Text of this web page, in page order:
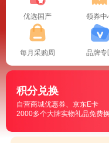
优选国产 领券中
每月采购周 品牌专
积分兑换
自营商城优惠券、京东E卡
2000多个大牌实物礼品免费换